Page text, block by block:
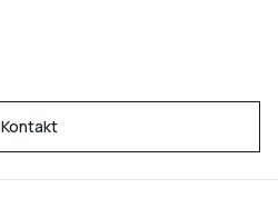
Kontakt